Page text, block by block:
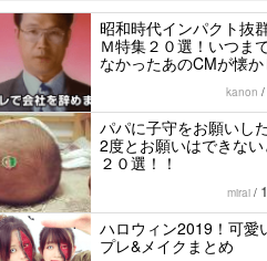
昭和時代インパクト抜
Ｍ特集２０選！いつま
なかったあのCMが懐か
kanon /
パパに子守をお願いし
2度とお願いはできな
２０選！！
mirai /
ハロウィン2019！可愛
プレ&メイクまとめ